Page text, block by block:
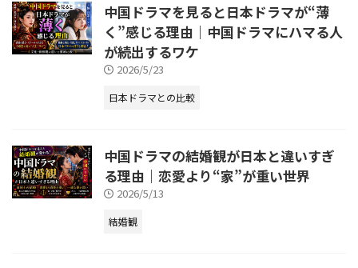
中国ドラマを見ると日本ドラマが“薄
く”感じる理由｜中国ドラマにハマる人
が続出するワケ
2026/5/23
日本ドラマとの比較
中国ドラマの結婚観が日本と違いすぎ
る理由｜恋愛より“家”が重い世界
2026/5/13
結婚観